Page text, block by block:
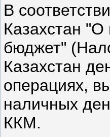
В
Казахстан "О
бюджет"
Казахстан
операциях,
наличных
ККМ.